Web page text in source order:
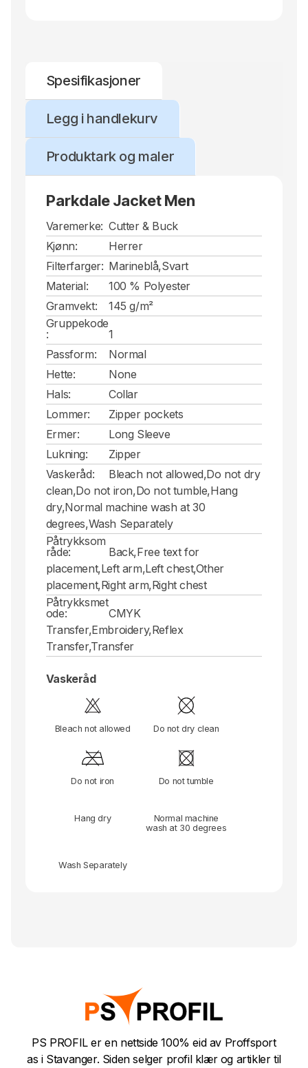
Spesifikasjoner
Legg i handlekurv
Produktark og maler
Parkdale Jacket Men
Varemerke: Cutter & Buck
Kjønn:
Herrer
Filterfarger: Marineblå,Svart
Material:
100 % Polyester
Gramvekt:
145 g/m²
Gruppekode
:
1
Passform:
Normal
Hette:
None
Hals:
Collar
Lommer:
Zipper pockets
Ermer:
Long Sleeve
Lukning:
Zipper
Vaskeråd:
Bleach not allowed,Do not dry
clean,Do not iron,Do not tumble,Hang
dry,Normal machine wash at 30
degrees,Wash Separately
Påtrykksom
råde:
Back,Free text for
placement,Left arm,Left chest,Other
placement,Right arm,Right chest
Påtrykksmet
ode:
CMYK
Transfer,Embroidery,Reflex
Transfer,Transfer
Vaskeråd
Bleach not allowed Do not dry clean
Do not iron Do not tumble
Hang dry
Normal machine
wash at 30 degrees
Wash Separately
PS PROFIL er en nettside 100% eid av Proffsport
as i Stavanger. Siden selger profil klær og artikler til